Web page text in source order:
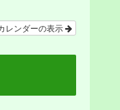
レンダーの表示